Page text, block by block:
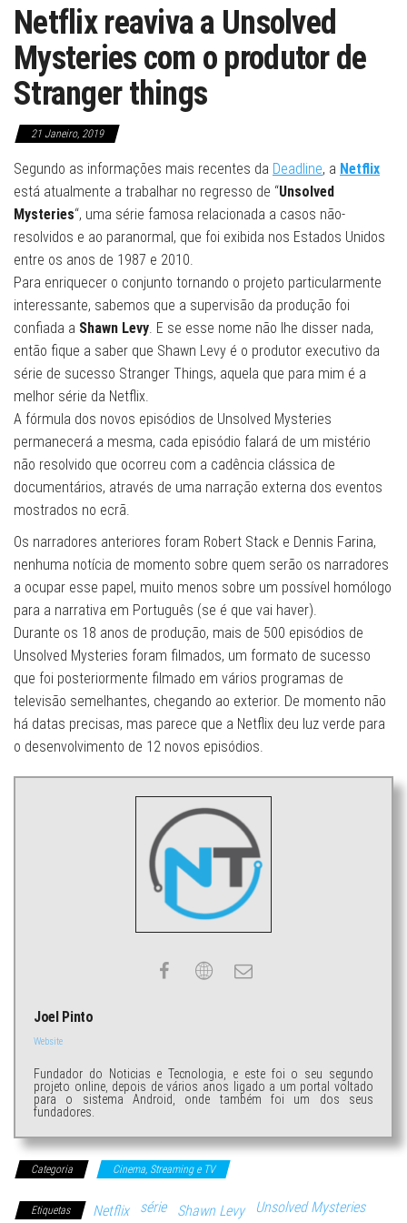
Netflix reaviva a Unsolved
Mysteries com o produtor de
Stranger things
21 Janeiro, 2019
Segundo as informações mais recentes da Deadline, a Netflix
está atualmente a trabalhar no regresso de “Unsolved
Mysteries“, uma série famosa relacionada a casos não-
resolvidos e ao paranormal, que foi exibida nos Estados Unidos
entre os anos de 1987 e 2010.
Para enriquecer o conjunto tornando o projeto particularmente
interessante, sabemos que a supervisão da produção foi
confiada a Shawn Levy. E se esse nome não lhe disser nada,
então fique a saber que Shawn Levy é o produtor executivo da
série de sucesso Stranger Things, aquela que para mim é a
melhor série da Netflix.
A fórmula dos novos episódios de Unsolved Mysteries
permanecerá a mesma, cada episódio falará de um mistério
não resolvido que ocorreu com a cadência clássica de
documentários, através de uma narração externa dos eventos
mostrados no ecrã.
Os narradores anteriores foram Robert Stack e Dennis Farina,
nenhuma notícia de momento sobre quem serão os narradores
a ocupar esse papel, muito menos sobre um possível homólogo
para a narrativa em Português (se é que vai haver).
Durante os 18 anos de produção, mais de 500 episódios de
Unsolved Mysteries foram filmados, um formato de sucesso
que foi posteriormente filmado em vários programas de
televisão semelhantes, chegando ao exterior. De momento não
há datas precisas, mas parece que a Netflix deu luz verde para
o desenvolvimento de 12 novos episódios.
Joel Pinto
Website
Fundador do Noticias e Tecnologia, e este foi o seu segundo
projeto online, depois de vários anos ligado a um portal voltado
para o sistema Android, onde também foi um dos seus
fundadores.
Categoria Cinema, Streaming e TV
Etiquetas Netflix série Shawn Levy Unsolved Mysteries